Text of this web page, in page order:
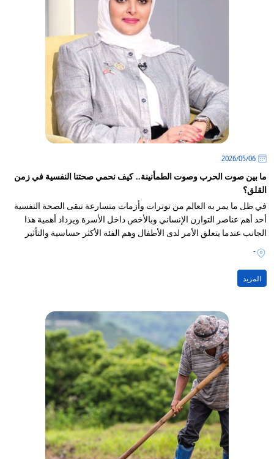
06‏/05‏/2026
ما بين صوت الحرب وصوت الطمأنينة… كيف نحمي صحتنا النفسية في زمن
القلق؟
في ظل ما يمر به العالم من توترات وأزمات متسارعة تبقى الصحة النفسية
أحد أهم عناصر التوازن الإنساني وبالأخص داخل الأسرة ويزداد أهمية هذا
الجانب عندما يتعلق الأمر لدى الأطفال وهم الفئة الأكثر حساسية والتأثير
بالمجتمع
-
المزيد